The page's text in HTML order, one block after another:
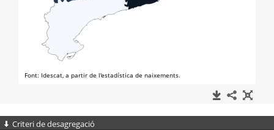
Criteri de desagregació